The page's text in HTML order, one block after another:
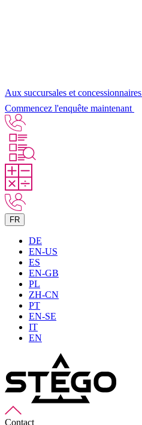
Aux succursales et concessionnaires
Commencez l'enquête maintenant
FR
DE
EN-US
ES
EN-GB
PL
ZH-CN
PT
EN-SE
IT
EN
Contact